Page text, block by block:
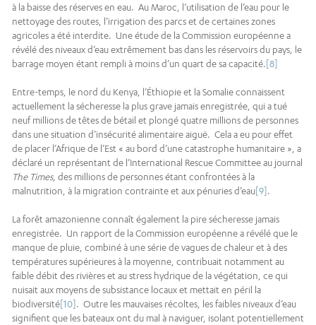
à la baisse des réserves en eau. Au Maroc, l’utilisation de l’eau pour le
nettoyage des routes, l’irrigation des parcs et de certaines zones
agricoles a été interdite. Une étude de la Commission européenne a
révélé des niveaux d’eau extrêmement bas dans les réservoirs du pays, le
barrage moyen étant rempli à moins d’un quart de sa capacité.[8]
Entre-temps, le nord du Kenya, l’Éthiopie et la Somalie connaissent
actuellement la sécheresse la plus grave jamais enregistrée, qui a tué
neuf millions de têtes de bétail et plongé quatre millions de personnes
dans une situation d’insécurité alimentaire aiguë. Cela a eu pour effet
de placer l’Afrique de l’Est « au bord d’une catastrophe humanitaire », a
déclaré un représentant de l’International Rescue Committee au journal
The Times, des millions de personnes étant confrontées à la
malnutrition, à la migration contrainte et aux pénuries d’eau[9].
La forêt amazonienne connaît également la pire sécheresse jamais
enregistrée. Un rapport de la Commission européenne a révélé que le
manque de pluie, combiné à une série de vagues de chaleur et à des
températures supérieures à la moyenne, contribuait notamment au
faible débit des rivières et au stress hydrique de la végétation, ce qui
nuisait aux moyens de subsistance locaux et mettait en péril la
biodiversité[10]. Outre les mauvaises récoltes, les faibles niveaux d’eau
signifient que les bateaux ont du mal à naviguer, isolant potentiellement